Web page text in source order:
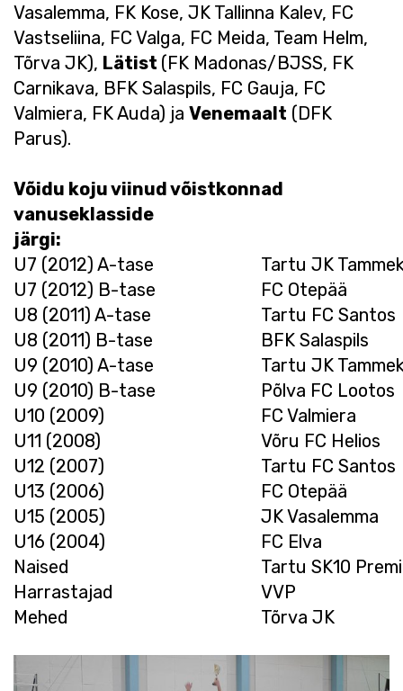
Vasalemma, FK Kose, JK Tallinna Kalev, FC
Vastseliina, FC Valga, FC Meida, Team Helm,
Tõrva JK), Lätist (FK Madonas/BJSS, FK
Carnikava, BFK Salaspils, FC Gauja, FC
Valmiera, FK Auda) ja Venemaalt (DFK
Parus).
Võidu koju viinud võistkonnad
vanuseklasside
järgi:
U7 (2012) A-tase
Tartu JK
U7 (2012) B-tase
FC Otepää
U8 (2011) A-tase
Tartu FC Santos
U8 (2011) B-tase
BFK Salaspils
U9 (2010) A-tase
Tartu JK
U9 (2010) B-tase
Põlva FC Lootos
U10 (2009)
FC Valmiera
U11 (2008)
Võru FC Helios
U12 (2007)
Tartu FC Santos
U13 (2006)
FC Otepää
U15 (2005)
JK Vasalemma
U16 (2004)
FC Elva
Naised
Tartu SK10
Harrastajad
VVP
Mehed
Tõrva JK